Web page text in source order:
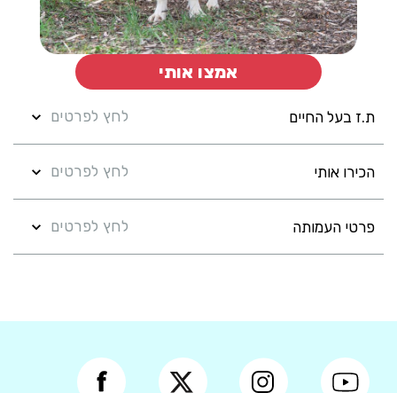
ת.ז בעל החיים לחץ לפרטים
הכירו אותי לחץ לפרטים
פרטי העמותה לחץ לפרטים
אמצו אותי